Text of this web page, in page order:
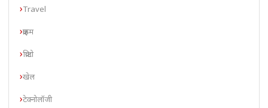
Travel
क्राइम
क्रिप्टो
खेल
टेक्नोलॉजी